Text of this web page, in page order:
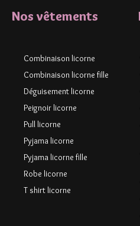
Nos vêtements
Combinaison licorne
Combinaison licorne fille
Déguisement licorne
Peignoir licorne
Pull licorne
Pyjama licorne
Pyjama licorne fille
Robe licorne
T shirt licorne